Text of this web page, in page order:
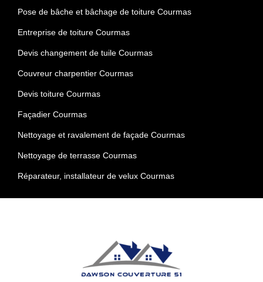
Pose de bâche et bâchage de toiture Courmas
Entreprise de toiture Courmas
Devis changement de tuile Courmas
Couvreur charpentier Courmas
Devis toiture Courmas
Façadier Courmas
Nettoyage et ravalement de façade Courmas
Nettoyage de terrasse Courmas
Réparateur, installateur de velux Courmas